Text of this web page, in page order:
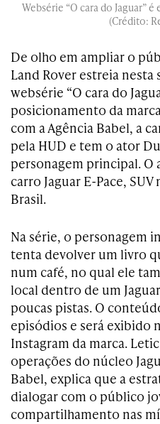
Websérie “O cara do Jaguar”
(Crédito:
De olho em ampliar o
Land Rover estreia nesta
websérie “O cara do
posicionamento da
com a Agência Babel, a
pela HUD e tem o ator
personagem principal. O
carro Jaguar E-Pace,
Brasil.
Na série, o personagem
tenta devolver um livro
num café, no qual ele
local dentro de um
poucas pistas. O
episódios e será exibido
Instagram da marca.
operações do núcleo
Babel, explica que a
dialogar com o público
compartilhamento nas